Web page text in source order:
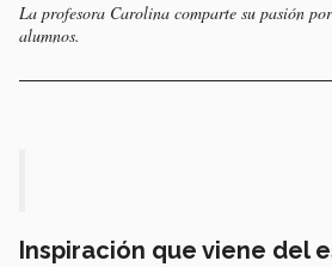
La profesora Carolina comparte su pasión
alumnos.
Inspiración que viene del